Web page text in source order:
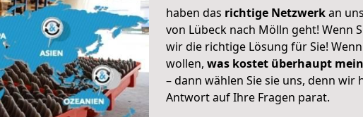
haben das richtige Netzwerkan
von Lübeck nach Mölln geht! Wenn
wir die richtige Lösung für Sie!
wollen, was kostet überhaupt
– dann wählen Sie sie uns, denn wir
Antwort auf Ihre Fragen parat.